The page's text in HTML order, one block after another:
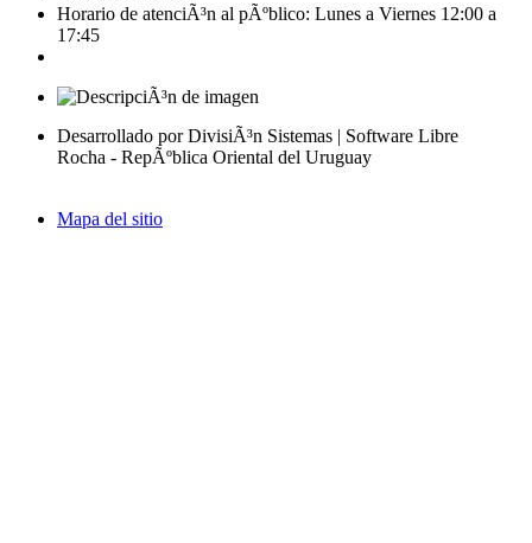
Horario de atenciÃ³n al pÃºblico: Lunes a Viernes 12:00 a
17:45
Desarrollado por DivisiÃ³n Sistemas | Software Libre
Rocha - RepÃºblica Oriental del Uruguay
Mapa del sitio